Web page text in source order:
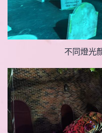
不同燈光